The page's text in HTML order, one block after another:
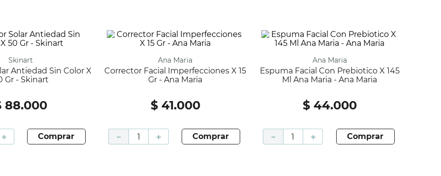
Skinart
Gr - Skinart
88.000
＋ comprar
Ana Maria
Corrector Facial Imperfecciones X 15
Gr - Ana Maria
$ 41.000
＋
－ comprar
Ana Maria
Espuma Facial Con Prebiotico X 145
Ml Ana Maria - Ana Maria
$ 44.000
＋
－ comprar